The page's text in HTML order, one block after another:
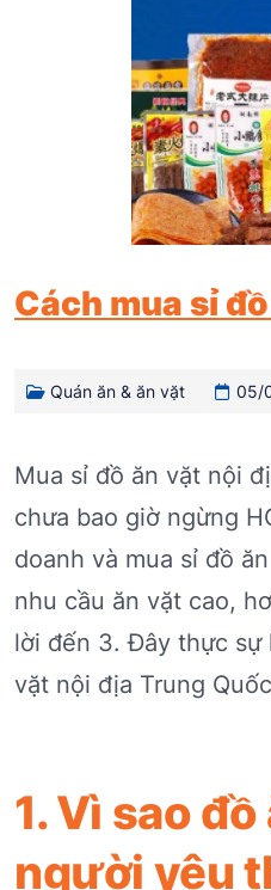
Cách mua sỉ
Quán ăn & ăn vặt 05/
Mua sỉ đồ ăn vặt nội
chưa bao giờ ngừng
doanh và mua sỉ đồ
nhu cầu ăn vặt cao,
lời đến 3. Đây thực sự
vặt nội địa Trung
1. Vì sao
người yêu